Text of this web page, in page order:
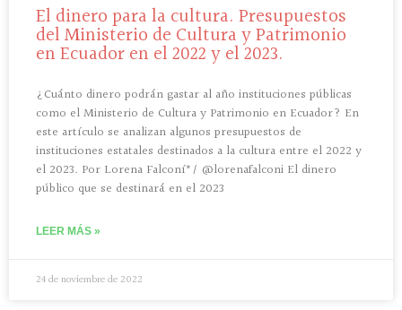
El dinero para la cultura. Presupuestos
del Ministerio de Cultura y Patrimonio
en Ecuador en el 2022 y el 2023.
¿Cuánto dinero podrán gastar al año instituciones públicas
como el Ministerio de Cultura y Patrimonio en Ecuador? En
este artículo se analizan algunos presupuestos de
instituciones estatales destinados a la cultura entre el 2022 y
el 2023. Por Lorena Falconí*/ @lorenafalconi El dinero
público que se destinará en el 2023
LEER MÁS »
24 de noviembre de 2022